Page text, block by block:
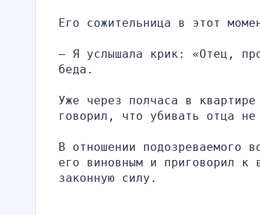
Его сожительница в этот
– Я услышала крик: «Отец,
беда.
Уже через полчаса в
говорил, что убивать отца не
В отношении подозреваемого
его виновным и приговорил к
законную силу.